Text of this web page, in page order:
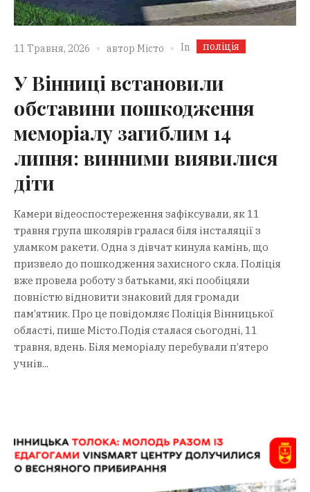
11 Травня, 2026 автор Місто In поліція
У Вінниці встановили
обставини пошкодження
меморіалу загиблим 14
липня: винними виявилися
діти
Камери відеоспостереження зафіксували, як 11
травня група школярів гралася біля інсталяції з
уламком ракети. Одна з дівчат кинула камінь, що
призвело до пошкодження захисного скла. Поліція
вже провела роботу з батьками, які пообіцяли
повністю відновити знаковий для громади
пам’ятник. Про це повідомляє Поліція Вінницької
області, пише Місто.Подія сталася сьогодні, 11
травня, вдень. Біля меморіалу перебували п’ятеро
учнів...